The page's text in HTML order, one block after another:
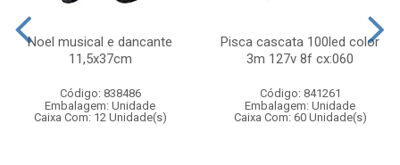
Noel musical e dancante
11,5x37cm
Código: 838486
Embalagem: Unidade
Caixa Com: 12 Unidade(s)
Pisca cascata 100led color
3m 127v 8f cx:060
Código: 841261
Embalagem: Unidade
Caixa Com: 60 Unidade(s)